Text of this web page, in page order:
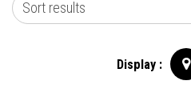
Sort results
Display :